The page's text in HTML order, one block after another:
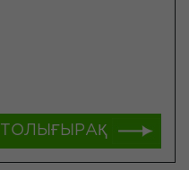
ТОЛЫҒЫРАҚ